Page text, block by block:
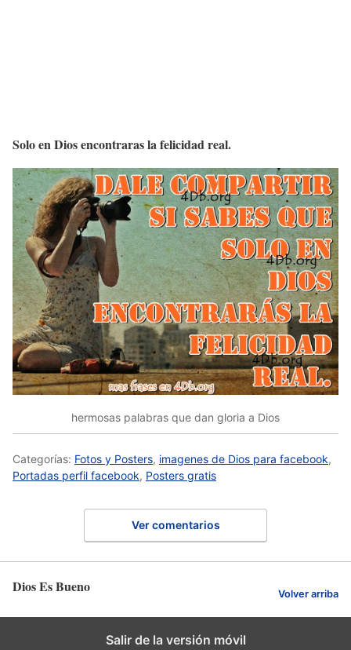
Solo en Dios encontraras la felicidad real.
hermosas palabras que dan gloria a Dios
Categorías: Fotos y Posters, imagenes de Dios para facebook,
Portadas perfil facebook, Posters gratis
Ver comentarios
Dios Es Bueno Volver arriba
Salir de la versión móvil